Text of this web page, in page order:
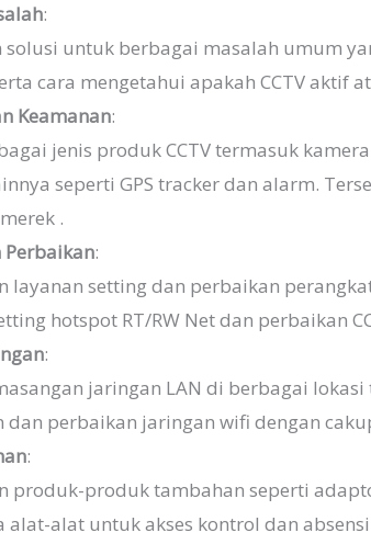
:
untuk berbagai masalah umum
cara mengetahui apakah CCTV aktif
Keamanan:
jenis produk CCTV termasuk
seperti GPS tracker dan alarm.
.
Perbaikan:
layanan setting dan perbaikan
hotspot RT/RW Net dan perbaikan
:
jaringan LAN di berbagai
dan perbaikan jaringan wifi dengan
:
produk-produk tambahan seperti
alat-alat untuk akses kontrol dan